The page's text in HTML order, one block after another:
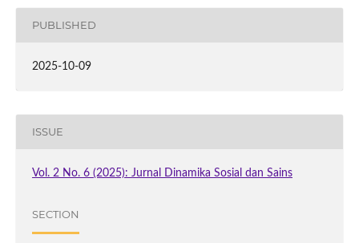
PUBLISHED
2025-10-09
ISSUE
Vol. 2 No. 6 (2025): Jurnal Dinamika Sosial dan Sains
SECTION